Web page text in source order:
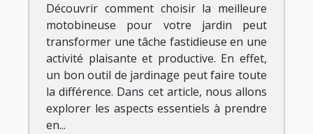
Découvrir comment choisir la meilleure
motobineuse pour votre jardin peut
transformer une tâche fastidieuse en une
activité plaisante et productive. En effet,
un bon outil de jardinage peut faire toute
la différence. Dans cet article, nous allons
explorer les aspects essentiels à prendre
en...